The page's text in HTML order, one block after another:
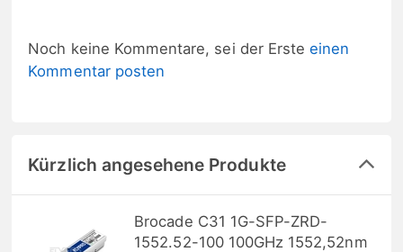
Noch keine Kommentare, sei der Ersteeinen
Kommentar posten
Kürzlich angesehene Produkte
Brocade C31 1G-SFP-ZRD-
1552.52-100 100GHz 1552,52nm